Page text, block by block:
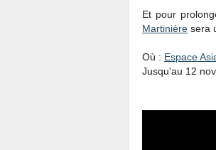
Et pour
Martinière sera
Où : Espace
Jusqu'au 12